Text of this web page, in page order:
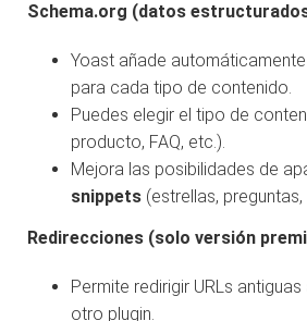
Schema.org (datos
Yoast añade
para cada tipo de contenido.
Puedes elegir el tipo de
producto, FAQ, etc.).
Mejora las posibilidades de
snippets (estrellas,
Redirecciones (solo versión
Permite redirigir URLs
otro plugin.